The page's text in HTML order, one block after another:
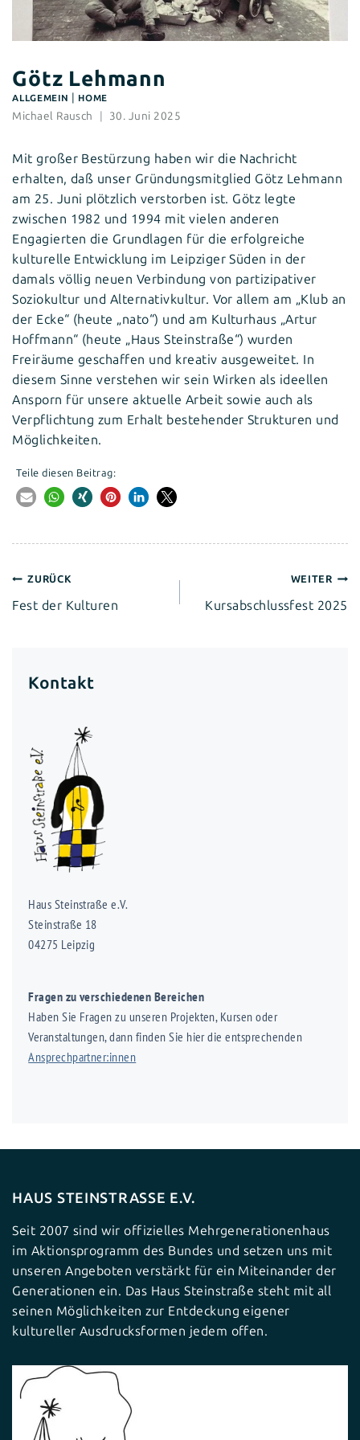
Götz Lehmann
ALLGEMEIN | HOME
Michael Rausch 30. Juni 2025
Mit großer Bestürzung haben wir die Nachricht
erhalten, daß unser Gründungsmitglied Götz Lehmann
am 25. Juni plötzlich verstorben ist. Götz legte
zwischen 1982 und 1994 mit vielen anderen
Engagierten die Grundlagen für die erfolgreiche
kulturelle Entwicklung im Leipziger Süden in der
damals völlig neuen Verbindung von partizipativer
Soziokultur und Alternativkultur. Vor allem am „Klub an
der Ecke“ (heute „nato“) und am Kulturhaus „Artur
Hoffmann“ (heute „Haus Steinstraße“) wurden
Freiräume geschaffen und kreativ ausgeweitet. In
diesem Sinne verstehen wir sein Wirken als ideellen
Ansporn für unsere aktuelle Arbeit sowie auch als
Verpflichtung zum Erhalt bestehender Strukturen und
Möglichkeiten.
Teile diesen Beitrag:
Beitragsnavigation
ZURÜCK
Fest der Kulturen
WEITER
Kursabschlussfest 2025
Kontakt
Haus Steinstraße e.V.
Steinstraße 18
04275 Leipzig
Fragen zu verschiedenen Bereichen
Haben Sie Fragen zu unseren Projekten, Kursen oder
Veranstaltungen, dann finden Sie hier die entsprechenden
Ansprechpartner:innen
HAUS STEINSTRASSE E.V.
Seit 2007 sind wir offizielles Mehrgenerationenhaus
im Aktionsprogramm des Bundes und setzen uns mit
unseren Angeboten verstärkt für ein Miteinander der
Generationen ein. Das Haus Steinstraße steht mit all
seinen Möglichkeiten zur Entdeckung eigener
kultureller Ausdrucksformen jedem offen.